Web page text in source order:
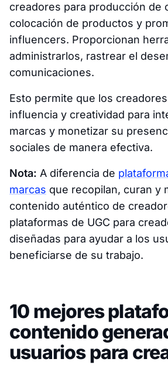
creadores para producción de
colocación de productos y
influencers. Proporcionan
administrarlos, rastrear el
comunicaciones.
Esto permite que los
influencia y creatividad para
marcas y monetizar su
sociales de manera efectiva.
Nota: A diferencia de
marcas que recopilan, curan y
contenido auténtico de
plataformas de UGC para
diseñadas para ayudar a los
beneficiarse de su trabajo.
10 mejores
contenido
usuarios para